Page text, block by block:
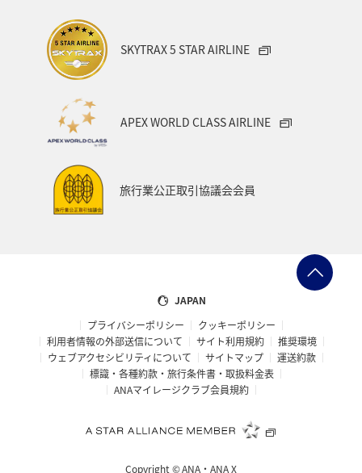
SKYTRAX 5 STAR AIRLINE
APEX WORLD CLASS AIRLINE
旅行業公正取引協議会会員
JAPAN
プライバシーポリシー
クッキーポリシー
利用者情報の外部送信について
サイト利用規約
推奨環境
ウェブアクセシビリティについて
サイトマップ
運送約款
標識・各種約款・旅行条件書・取扱料金表
ANAマイレージクラブ会員規約
Copyright ©ANA・ANA X